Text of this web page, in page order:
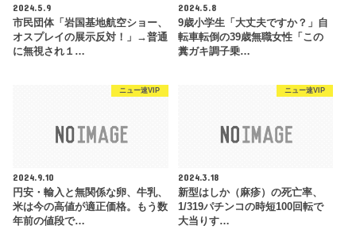
2024.5.9
市民団体「岩国基地航空ショー、
オスプレイの展示反対！」→普通
に無視され１…
2024.5.8
9歳小学生「大丈夫ですか？」自
転車転倒の39歳無職女性「この
糞ガキ調子乗…
ニュー速VIP
2024.9.10
円安・輸入と無関係な卵、牛乳、
米は今の高値が適正価格。もう数
年前の値段で…
ニュー速VIP
2024.3.18
新型はしか（麻疹）の死亡率、
1/319パチンコの時短100回転で
大当りす…